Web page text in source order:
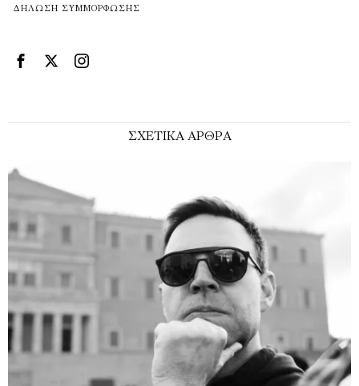
ΔΉΛΩΣΗ ΣΥΜΜΌΡΦΩΣΗΣ
ΣΧΕΤΙΚΑ ΑΡΘΡΑ